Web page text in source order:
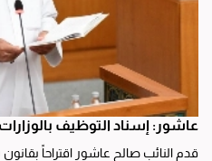
عاشور: إسناد التوظيف
قدم النائب صالح عاشور اقتراحاً